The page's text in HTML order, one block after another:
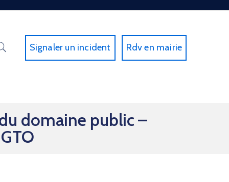
Signaler un incident Rdv en mairie
domaine public –